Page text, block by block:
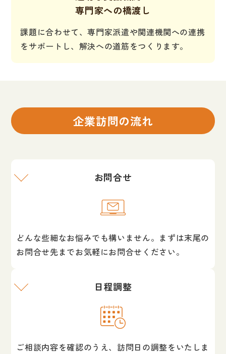
専門家への橋渡し
課題に合わせて、専門家派遣や関連機関への連携
をサポートし、解決への道筋をつくります。
企業訪問の流れ
お問合せ
どんな些細なお悩みでも構いません。まずは末尾の
お問合せ先までお気軽にお問合せください。
日程調整
ご相談内容を確認のうえ、訪問日の調整をいたしま